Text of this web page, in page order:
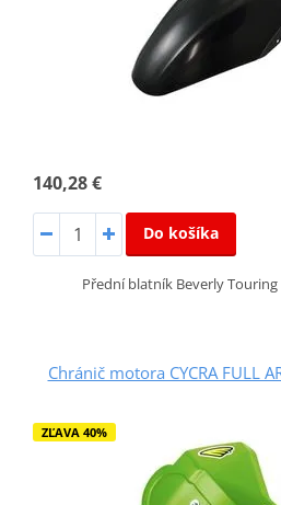
140,28 €
Do košíka
Přední blatník Beverly Touring
Chránič motora CYCRA FULL
ZĽAVA 40%